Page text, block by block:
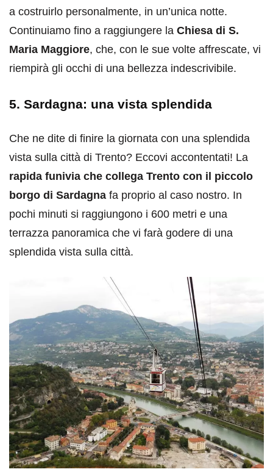
a costruirlo personalmente, in un’unica notte.
Continuiamo fino a raggiungere la Chiesa di S.
Maria Maggiore, che, con le sue volte affrescate, vi
riempirà gli occhi di una bellezza indescrivibile.
5. Sardagna: una vista splendida
Che ne dite di finire la giornata con una splendida
vista sulla città di Trento? Eccovi accontentati! La
rapida funivia che collega Trento con il piccolo
borgo di Sardagna fa proprio al caso nostro. In
pochi minuti si raggiungono i 600 metri e una
terrazza panoramica che vi farà godere di una
splendida vista sulla città.